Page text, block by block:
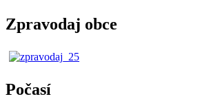
Zpravodaj obce
Počasí